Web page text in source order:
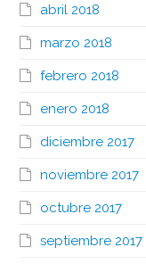
abril 2018
marzo 2018
febrero 2018
enero 2018
diciembre 2017
noviembre 2017
octubre 2017
septiembre 2017